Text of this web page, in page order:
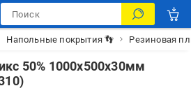
Напольные покрытия 👣 Резиновая
50% 1000х500х30мм